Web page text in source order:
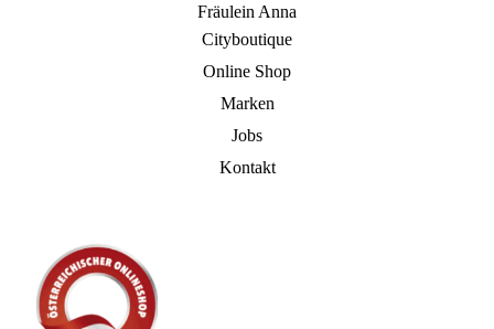
Fräulein Anna
Cityboutique
Online Shop
Marken
Jobs
Kontakt